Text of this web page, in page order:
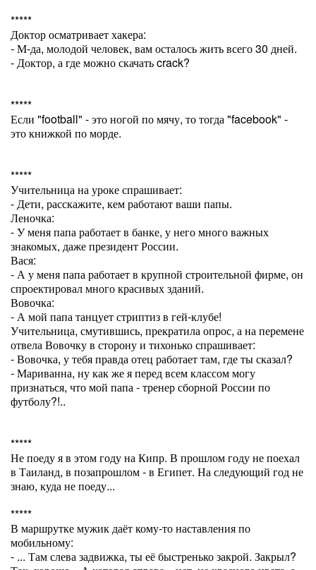
*****
Доктор осматривает хакера:
- М-да, молодой человек, вам осталось жить всего 30 дней.
- Доктор, а где можно скачать crack?
*****
Если "football" - это ногой по мячу, то тогда "facebook" -
это книжкой по морде.
*****
Учительница на уроке спрашивает:
- Дети, расскажите, кем работают ваши папы.
Леночка:
- У меня папа работает в банке, у него много важных
знакомых, даже президент России.
Вася:
- А у меня папа работает в крупной строительной фирме, он
спроектировал много красивых зданий.
Вовочка:
- А мой папа танцует стриптиз в гей-клубе!
Учительница, смутившись, прекратила опрос, а на перемене
отвела Вовочку в сторону и тихонько спрашивает:
- Вовочка, у тебя правда отец работает там, где ты сказал?
- Мариванна, ну как же я перед всем классом могу
признаться, что мой папа - тренер сборной России по
футболу?!..
*****
Не поеду я в этом году на Кипр. В прошлом году не поехал
в Таиланд, в позапрошлом - в Египет. На следующий год не
знаю, куда не поеду...
*****
В маршрутке мужик даёт кому-то наставления по
мобильному:
- ... Там слева задвижка, ты её быстренько закрой. Закрыл?